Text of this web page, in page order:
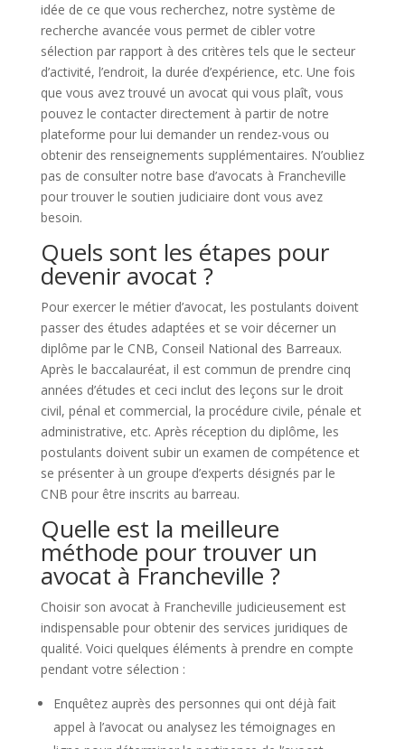
idée de ce que vous recherchez, notre système de
recherche avancée vous permet de cibler votre
sélection par rapport à des critères tels que le secteur
d’activité, l’endroit, la durée d’expérience, etc. Une fois
que vous avez trouvé un avocat qui vous plaît, vous
pouvez le contacter directement à partir de notre
plateforme pour lui demander un rendez-vous ou
obtenir des renseignements supplémentaires. N’oubliez
pas de consulter notre base d’avocats à Francheville
pour trouver le soutien judiciaire dont vous avez
besoin.
Quels sont les étapes pour
devenir avocat ?
Pour exercer le métier d’avocat, les postulants doivent
passer des études adaptées et se voir décerner un
diplôme par le CNB, Conseil National des Barreaux.
Après le baccalauréat, il est commun de prendre cinq
années d’études et ceci inclut des leçons sur le droit
civil, pénal et commercial, la procédure civile, pénale et
administrative, etc. Après réception du diplôme, les
postulants doivent subir un examen de compétence et
se présenter à un groupe d’experts désignés par le
CNB pour être inscrits au barreau.
Quelle est la meilleure
méthode pour trouver un
avocat à Francheville ?
Choisir son avocat à Francheville judicieusement est
indispensable pour obtenir des services juridiques de
qualité. Voici quelques éléments à prendre en compte
pendant votre sélection :
Enquêtez auprès des personnes qui ont déjà fait
appel à l’avocat ou analysez les témoignages en